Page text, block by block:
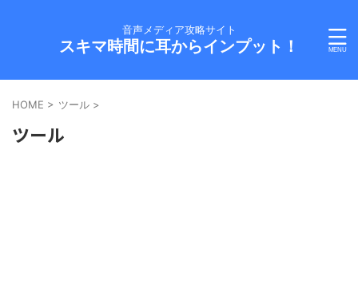
音声メディア攻略サイト
スキマ時間に耳からインプット！
HOME > ツール >
ツール